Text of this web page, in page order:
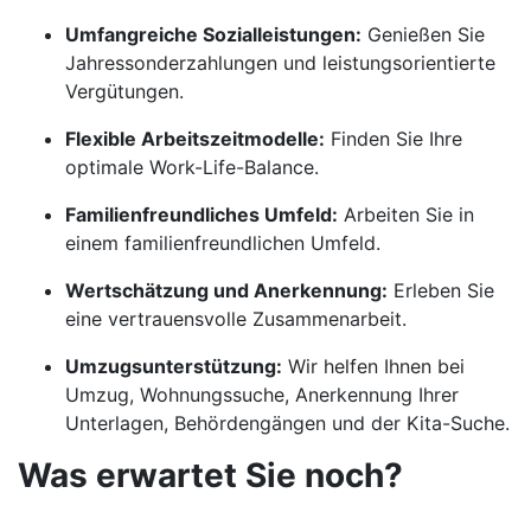
Umfangreiche Sozialleistungen: Genießen Sie
Jahressonderzahlungen und leistungsorientierte
Vergütungen.
Flexible Arbeitszeitmodelle: Finden Sie Ihre
optimale Work-Life-Balance.
Familienfreundliches Umfeld: Arbeiten Sie in
einem familienfreundlichen Umfeld.
Wertschätzung und Anerkennung: Erleben Sie
eine vertrauensvolle Zusammenarbeit.
Umzugsunterstützung: Wir helfen Ihnen bei
Umzug, Wohnungssuche, Anerkennung Ihrer
Unterlagen, Behördengängen und der Kita-Suche.
Was erwartet Sie noch?